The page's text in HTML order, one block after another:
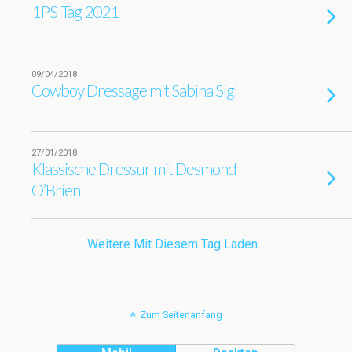
1PS-Tag 2021
09/04/2018
Cowboy Dressage mit Sabina Sigl
27/01/2018
Klassische Dressur mit Desmond
O’Brien
Weitere Mit Diesem Tag Laden…
Zum Seitenanfang